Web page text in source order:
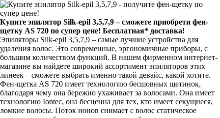
Купите эпилятор Silk-epil 3,5,7,9 – сможете приобрети фен-
щетку AS 720 по супер цене! Бесплатная* доставка!
Эпиляторы Silk-epil 3,5,7,9 – самые лучшие устройства для
удаления волос. Это современные, эргономичные приборы, с
большим количеством функций. В нашем фирменном интернет-
магазине вы найдете широкий ассортимент эпиляторов этих
линеек – сможете выбрать именно такой девайс, какой хотите.
Фен-щетка AS 720 имеет технологию бесшовных щетинок,
благодаря чему она бережно ухаживает за волосами. Она имеет
технологию Iontec, она бесценна для тех, кто имеет секущиеся,
ломкие волосы. Поток ионов снимает с волос статическое